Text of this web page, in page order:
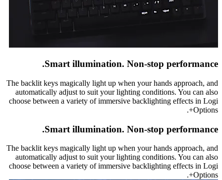
Smart illumination. Non-stop performance.
The backlit keys magically light up when your hands approach, and
automatically adjust to suit your lighting conditions. You can also
choose between a variety of immersive backlighting effects in Logi
Options+.
Smart illumination. Non-stop performance.
The backlit keys magically light up when your hands approach, and
automatically adjust to suit your lighting conditions. You can also
choose between a variety of immersive backlighting effects in Logi
Options+.